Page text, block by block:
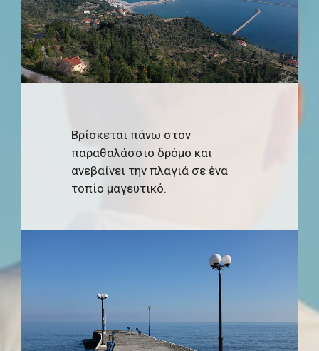
Βρίσκεται πάνω στον
παραθαλάσσιο δρόμο και
ανεβαίνει την πλαγιά σε ένα
τοπίο μαγευτικό.